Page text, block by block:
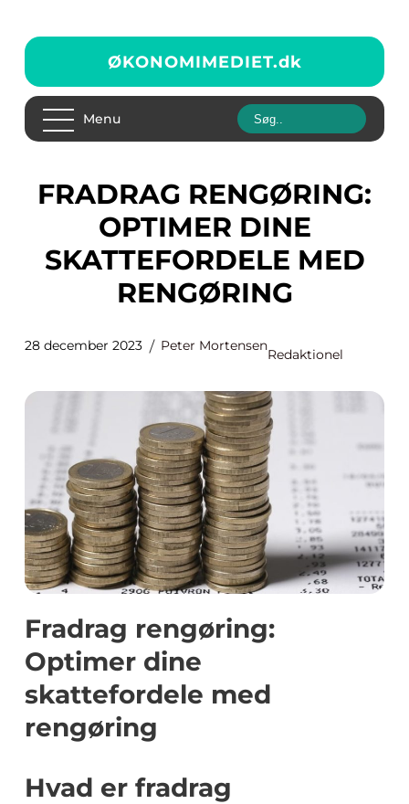
ØKONOMIMEDIET.dk
Menu
FRADRAG RENGØRING:
OPTIMER DINE
SKATTEFORDELE MED
RENGØRING
28 december 2023 Peter Mortensen
Redaktionel
Fradrag rengøring:
Optimer dine
skattefordele med
rengøring
Hvad er fradrag